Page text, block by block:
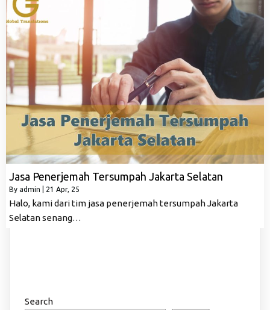
Jasa Penerjemah Tersumpah Jakarta Selatan
By admin 21 Apr, 25
Halo, kami dari tim jasa penerjemah tersumpah Jakarta
Selatan senang…
Search